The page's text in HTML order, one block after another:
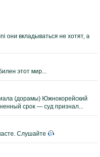
они вкладываться не хотят, а
этот мир...
(дорамы) Южнокорейский
срок — суд признал...
Слушайте